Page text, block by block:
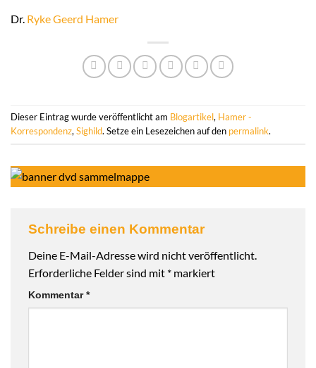
Dr. Ryke Geerd Hamer
Dieser Eintrag wurde veröffentlicht am Blogartikel, Hamer -
Korrespondenz, Sighild. Setze ein Lesezeichen auf den permalink.
Schreibe einen Kommentar
Deine E-Mail-Adresse wird nicht veröffentlicht.
Erforderliche Felder sind mit * markiert
Kommentar*